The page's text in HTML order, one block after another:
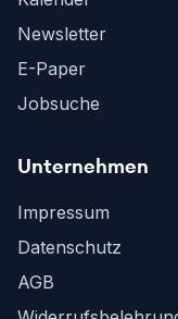
Newsletter
E-Paper
Jobsuche
Unternehmen
Impressum
Datenschutz
AGB